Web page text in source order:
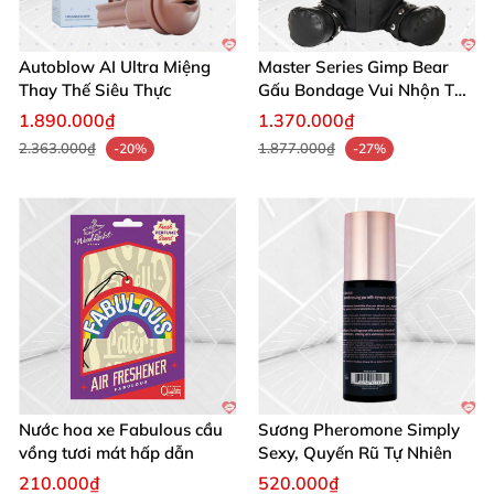
Autoblow AI Ultra Miệng
Thay Thế Siêu Thực
1.890.000₫
2.363.000₫ -20%
Master Series Gimp Bear
Gấu Bondage Vui Nhộn Táo
Bạo
1.370.000₫
1.877.000₫ -27%
Nước hoa xe Fabulous cầu
vồng tươi mát hấp dẫn
210.000₫
Sương Pheromone Simply
Sexy, Quyến Rũ Tự Nhiên
520.000₫